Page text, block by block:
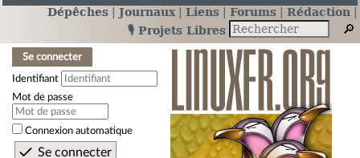
Dépêches Journaux Liens Forums
Rédaction
🎙️ Projets Libres
Se connecter
Identifiant
Mot de passe
Connexion automatique